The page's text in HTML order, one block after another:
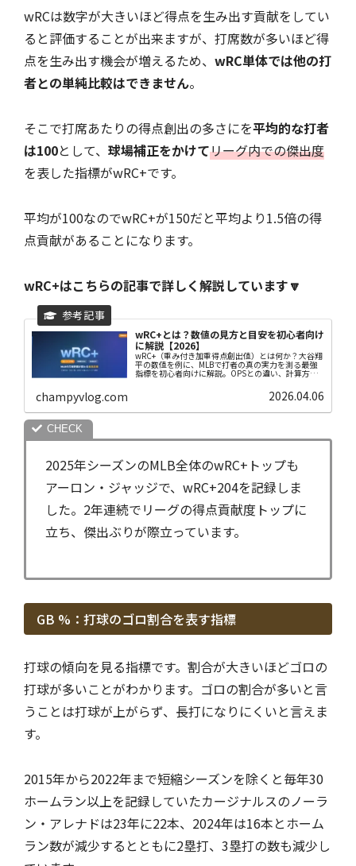
wRCは数字が大きいほど得点を生み出す貢献をしてい
ると評価することが出来ますが、打席数が多いほど得
点を生み出す機会が増えるため、 wRC単体では他の打
者との単純比較はできません。
そこで打席あたりの得点創出の多さにを平均的な打者
は100として、 球場補正をかけてリーグ内での傑出度
を表した指標がwRC+です。
平均が100なのでwRC+が150だと平均より1.5倍の得
点貢献があることになります。
wRC+はこちらの記事で詳しく解説しています🔽
wRC+とは？数値の見方と目安を初心者向け
に解説【2026】
wRC+（重み付き加重得点創出値）とは何か？大谷翔
平の数値を例に、MLBで打者の真の実力を測る最強
指標を初心者向けに解説。OPSとの違い、計算方
champyvlog.com 2026.04.06
2025年シーズンのMLB全体のwRC+トップも
アーロン・ジャッジで、wRC+204を記録しま
した。2年連続でリーグの得点貢献度トップに
立ち、傑出ぶりが際立っています。
GB %：打球のゴロ割合を表す指標
打球の傾向を見る指標です。割合が大きいほどゴロの
打球が多いことがわかります。ゴロの割合が多いと言
うことは打球が上がらず、長打になりにくいと言えま
す。
2015年から2022年まで短縮シーズンを除くと毎年30
ホームラン以上を記録していたカージナルスのノーラ
ン・アレナドは23年に22本、2024年は16本とホーム
ラン数が減少するとともに2塁打、3塁打の数も減少し